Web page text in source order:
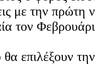
με την πρώτη
τον
επιλέξουν